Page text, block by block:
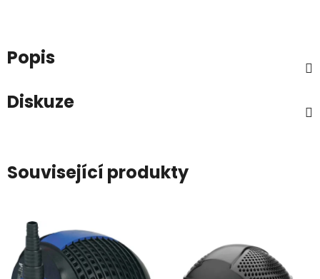
Popis
Diskuze
Související produkty